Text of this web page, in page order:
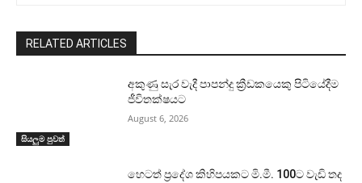
RELATED ARTICLES
සියලුම පුවත්
අකුණු සැර වැදී පාපන්දු ක්‍රීඩකයෙකු පිටියේදීම
ජීවිතක්ෂයට
August 6, 2026
හෙටත් ප්‍රදේශ කිහිපයකට මි.මී. 100ට වැඩි තද